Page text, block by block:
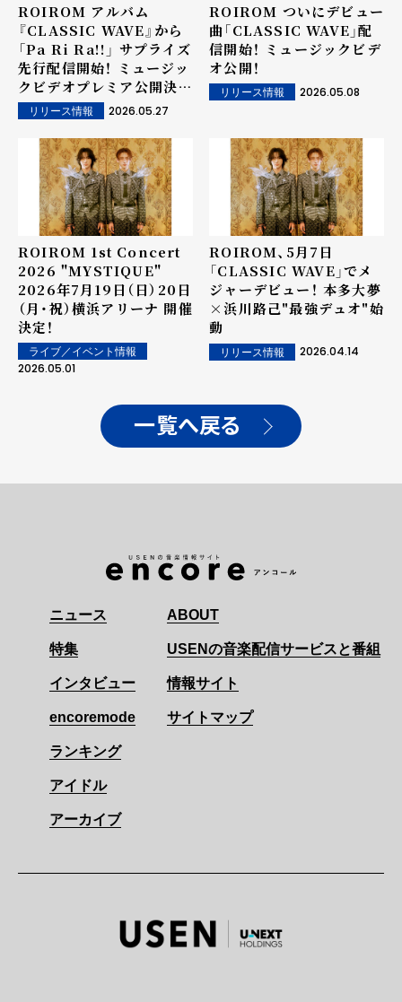
ROIROM アルバム
『CLASSIC WAVE』から
「Pa Ri Ra!!」 サプライズ
先行配信開始！ ミュージッ
クビデオプレミア公開決
定！リリース情報 2026.05.27
ROIROM ついにデビュー
曲「CLASSIC WAVE」配
信開始！ ミュージックビデ
オ公開！
リリース情報 2026.05.08
ROIROM 1st Concert
2026 "MYSTIQUE"
2026年7月19日（日）20日
（月・祝）横浜アリーナ 開催
決定！
ライブ／イベント情報
2026.05.01
ROIROM、5月7日
「CLASSIC WAVE」でメ
ジャーデビュー！ 本多大夢
×浜川路己"最強デュオ"始
動
リリース情報 2026.04.14
一覧へ戻る
ニュース
特集
インタビュー
encoremode
ランキング
アイドル
アーカイブ
ABOUT
USENの音楽配信サービスと番組
情報サイト
サイトマップ